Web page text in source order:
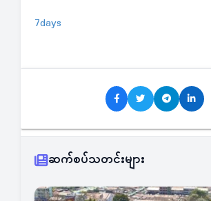
7days
ဆက်စပ်သတင်းများ